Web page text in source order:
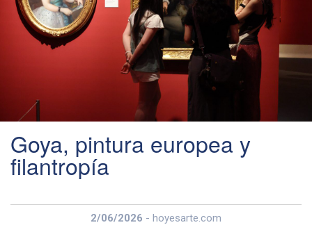
Goya, pintura europea y
filantropía
2/06/2026 - hoyesarte.com